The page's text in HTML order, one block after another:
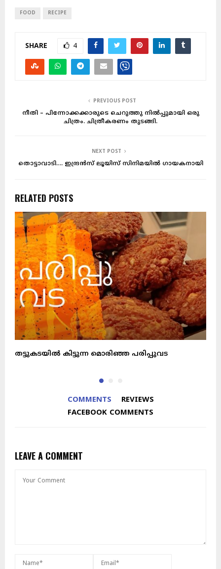
FOOD RECIPE
SHARE 4
PREVIOUS POST
നീതി – പിന്നോക്കക്കാരുടെ ചെറുത്തു നിൽപ്പുമായി ഒരു
ചിത്രം. ചിത്രീകരണം തുടങ്ങി.
NEXT POST
തൊട്ടാവാടി…. ഇന്ദ്രൻസ് ലൂയിസ് സിനിമയിൽ ഗായകനായി
RELATED POSTS
തട്ടുകടയിൽ കിട്ടുന്ന മൊരിഞ്ഞ പരിപ്പുവട
COMMENTS
REVIEWS
FACEBOOK COMMENTS
LEAVE A COMMENT